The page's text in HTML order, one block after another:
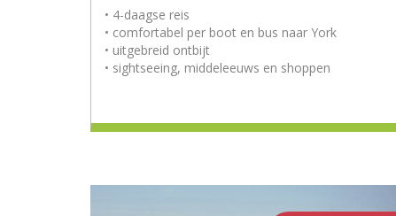
• 4-daagse reis
• comfortabel per boot en bus naar York
• uitgebreid ontbijt
• sightseeing, middeleeuws en shoppen